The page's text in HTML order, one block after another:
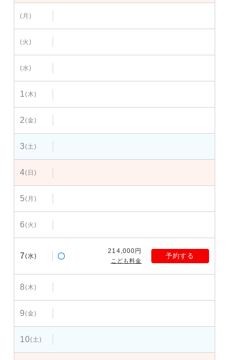
(月)
(火)
(水)
1(木)
2(金)
3(土)
4(日)
5(月)
6(火)
7(水)
214,000円
こども料金
予約する
8(木)
9(金)
10(土)